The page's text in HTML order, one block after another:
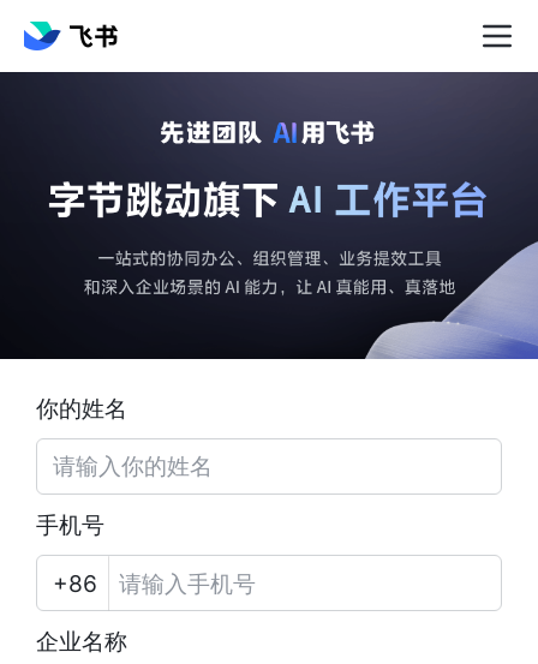
你的姓名
手机号
企业名称